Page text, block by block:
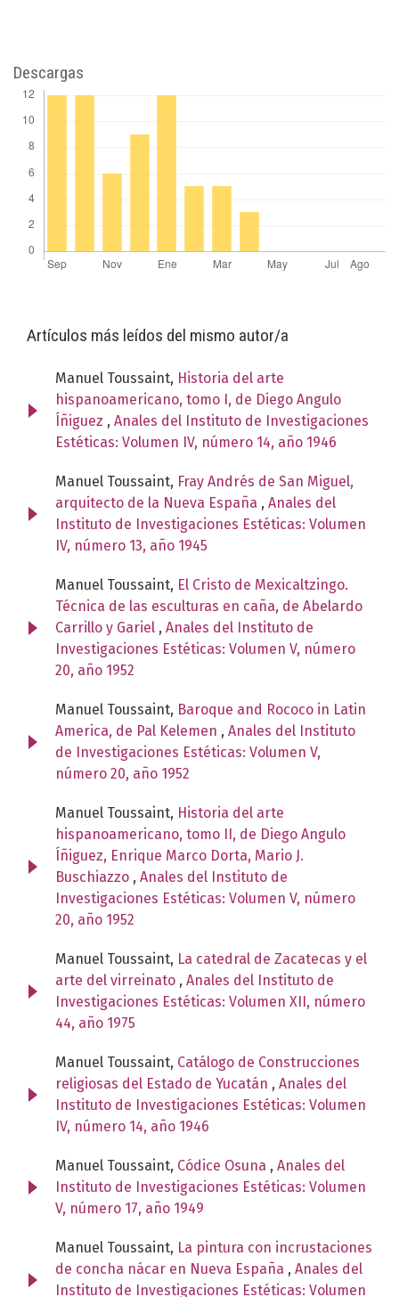
Descargas
Artículos más leídos del mismo autor/a
Manuel Toussaint, Historia del arte
hispanoamericano, tomo I, de Diego Angulo
Íñiguez , Anales del Instituto de Investigaciones
Estéticas: Volumen IV, número 14, año 1946
Manuel Toussaint, Fray Andrés de San Miguel,
arquitecto de la Nueva España , Anales del
Instituto de Investigaciones Estéticas: Volumen
IV, número 13, año 1945
Manuel Toussaint, El Cristo de Mexicaltzingo.
Técnica de las esculturas en caña, de Abelardo
Carrillo y Gariel , Anales del Instituto de
Investigaciones Estéticas: Volumen V, número
20, año 1952
Manuel Toussaint, Baroque and Rococo in Latin
America, de Pal Kelemen , Anales del Instituto
de Investigaciones Estéticas: Volumen V,
número 20, año 1952
Manuel Toussaint, Historia del arte
hispanoamericano, tomo II, de Diego Angulo
Íñiguez, Enrique Marco Dorta, Mario J.
Buschiazzo , Anales del Instituto de
Investigaciones Estéticas: Volumen V, número
20, año 1952
Manuel Toussaint, La catedral de Zacatecas y el
arte del virreinato , Anales del Instituto de
Investigaciones Estéticas: Volumen XII, número
44, año 1975
Manuel Toussaint, Catálogo de Construcciones
religiosas del Estado de Yucatán , Anales del
Instituto de Investigaciones Estéticas: Volumen
IV, número 14, año 1946
Manuel Toussaint, Códice Osuna , Anales del
Instituto de Investigaciones Estéticas: Volumen
V, número 17, año 1949
Manuel Toussaint, La pintura con incrustaciones
de concha nácar en Nueva España , Anales del
Instituto de Investigaciones Estéticas: Volumen